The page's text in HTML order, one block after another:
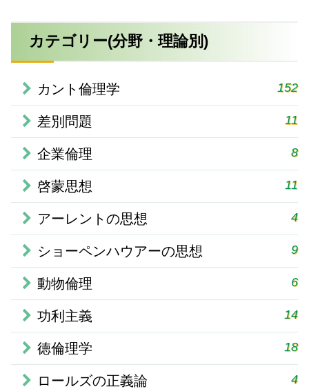
カテゴリー(分野・理論別)
カント倫理学 152
差別問題 11
企業倫理 8
啓蒙思想 11
アーレントの思想 4
ショーペンハウアーの思想 9
動物倫理 6
功利主義 14
徳倫理学 18
ロールズの正義論 4